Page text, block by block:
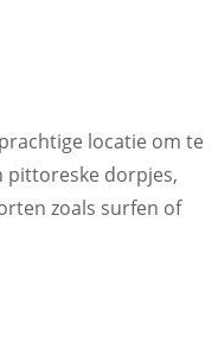
locatie om te
pittoreske dorpjes,
zoals surfen of